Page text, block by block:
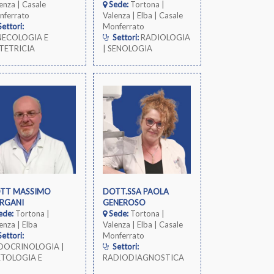
| Casale
E
Sede: Tortona |
Valenza | Elba | Casale
Monferrato
Settori:RADIOLOGIA
| SENOLOGIA
MASSIMO
Tortona |
| Elba
|
E
DOTT.SSA PAOLA
GENEROSO
Sede: Tortona |
Valenza | Elba | Casale
Monferrato
Settori:
RADIODIAGNOSTICA